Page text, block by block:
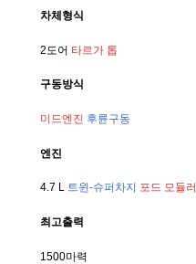
차체형식
2도어 타르가 톱
구동방식
미드엔진 후륜구동
엔진
4.7 L 트윈-슈퍼차지 포드 모듈러
최고출력
1500마력